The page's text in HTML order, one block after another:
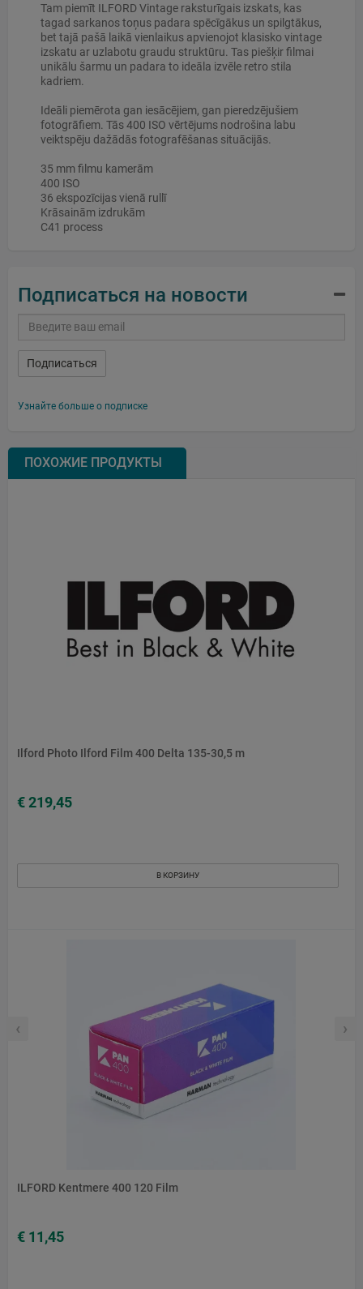
Tam piemīt ILFORD Vintage raksturīgais izskats, kas
tagad sarkanos toņus padara spēcīgākus un spilgtākus,
bet tajā pašā laikā vienlaikus apvienojot klasisko vintage
izskatu ar uzlabotu graudu struktūru. Tas piešķir filmai
unikālu šarmu un padara to ideāla izvēle retro stila
kadriem.
Ideāli piemērota gan iesācējiem, gan pieredzējušiem
fotogrāfiem. Tās 400 ISO vērtējums nodrošina labu
veiktspēju dažādās fotografēšanas situācijās.
35 mm filmu kamerām
400 ISO
36 ekspozīcijas vienā rullī
Krāsainām izdrukām
C41 process
Подписаться на новости
Подписаться
Узнайте больше о подписке
ПОХОЖИЕ ПРОДУКТЫ
‹ ›
Ilford Photo Ilford Film 400 Delta 135-30,5 m
€ 219,45
В КОРЗИНУ
ILFORD Kentmere 400 120 Film
€ 11,45